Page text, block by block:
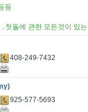
등
첫돌에 관한 모든것이 있
408-249-7432
925-577-5693